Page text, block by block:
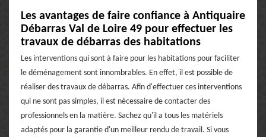
Les avantages de faire confiance à Antiquaire
Débarras Val de Loire 49 pour effectuer les
travaux de débarras des habitations
Les interventions qui sont à faire pour les habitations pour faciliter
le déménagement sont innombrables. En effet, il est possible de
réaliser des travaux de débarras. Afin d'effectuer ces interventions
qui ne sont pas simples, il est nécessaire de contacter des
professionnels en la matière. Sachez qu'il a tous les matériels
adaptés pour la garantie d'un meilleur rendu de travail. Si vous